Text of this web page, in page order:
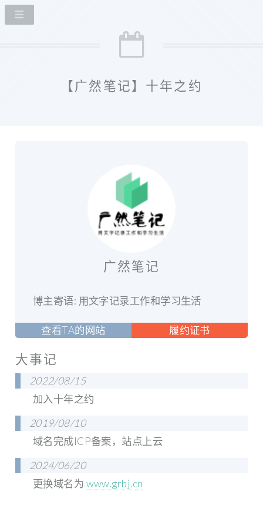
【广然笔记】十年之约
广然笔记
博主寄语: 用文字记录工作和学习生活
查看TA的网站 履约证书
大事记
2022/08/15
加入十年之约
2019/08/10
域名完成ICP备案，站点上云
2024/06/20
更换域名为 www.grbj.cn